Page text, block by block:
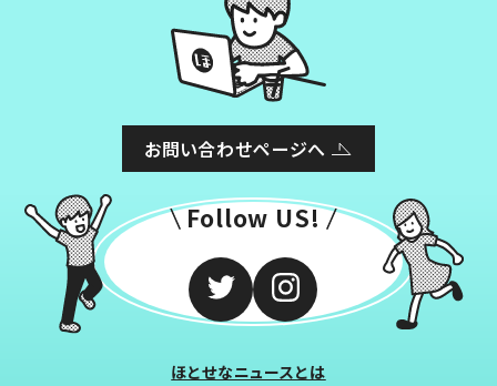
お問い合わせページへ
Follow US!
ほとせなニュースとは